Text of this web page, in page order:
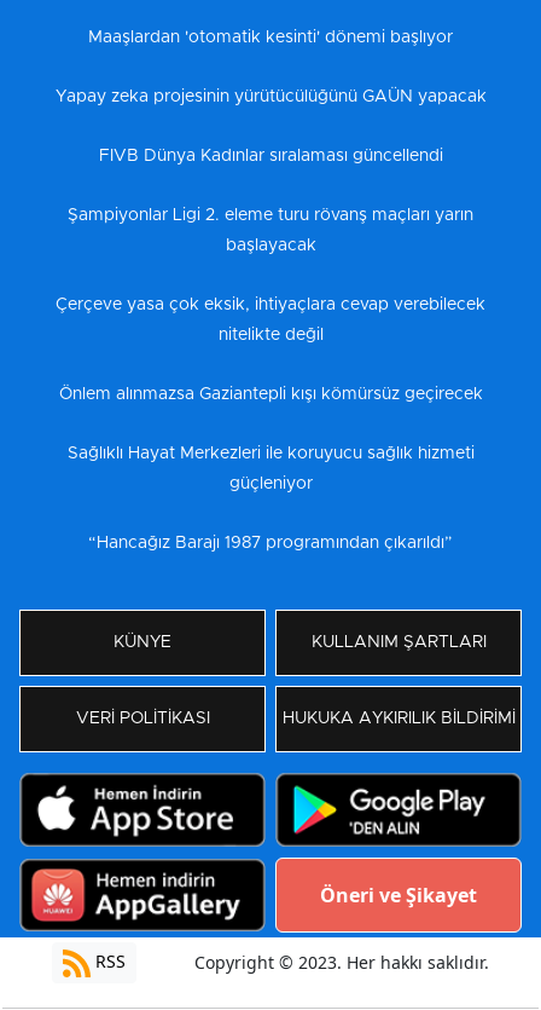
Maaşlardan 'otomatik kesinti' dönemi başlıyor
Yapay zeka projesinin yürütücülüğünü GAÜN yapacak
FIVB Dünya Kadınlar sıralaması güncellendi
Şampiyonlar Ligi 2. eleme turu rövanş maçları yarın
başlayacak
Çerçeve yasa çok eksik, ihtiyaçlara cevap verebilecek
nitelikte değil
Önlem alınmazsa Gaziantepli kışı kömürsüz geçirecek
Sağlıklı Hayat Merkezleri ile koruyucu sağlık hizmeti
güçleniyor
“Hancağız Barajı 1987 programından çıkarıldı”
KÜNYE KULLANIM ŞARTLARI
VERİ POLİTİKASI HUKUKA AYKIRILIK BİLDİRİMİ
Öneri ve Şikayet
RSS Copyright © 2023. Her hakkı saklıdır.